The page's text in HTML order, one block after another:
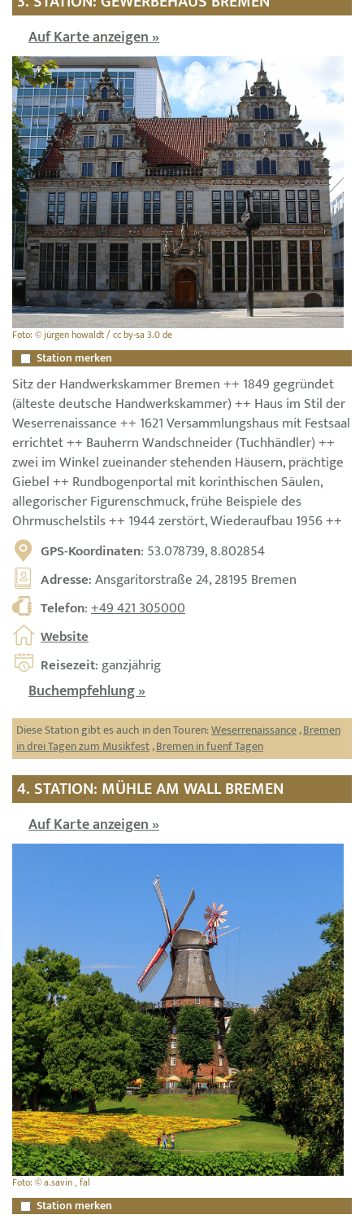
Auf Karte anzeigen »
Foto: © jürgen howaldt / cc by-sa 3.0 de
Station merken
Sitz der Handwerkskammer Bremen ++ 1849 gegründet
(älteste deutsche Handwerkskammer) ++ Haus im Stil der
Weserrenaissance ++ 1621 Versammlungshaus mit Festsaal
errichtet ++ Bauherrn Wandschneider (Tuchhändler) ++
zwei im Winkel zueinander stehenden Häusern, prächtige
Giebel ++ Rundbogenportal mit korinthischen Säulen,
allegorischer Figurenschmuck, frühe Beispiele des
Ohrmuschelstils ++ 1944 zerstört, Wiederaufbau 1956 ++
GPS-Koordinaten: 53.078739, 8.802854
Adresse: Ansgaritorstraße 24, 28195 Bremen
Telefon:+49 421 305000
Website
Reisezeit: ganzjährig
Buchempfehlung »
Diese Station gibt es auch in den Touren:Weserrenaissance,Bremen
in drei Tagen zum Musikfest,Bremen in fuenf Tagen
4. STATION: MÜHLE AM WALL BREMEN
Auf Karte anzeigen »
Foto: © a.savin , fal
Station merken